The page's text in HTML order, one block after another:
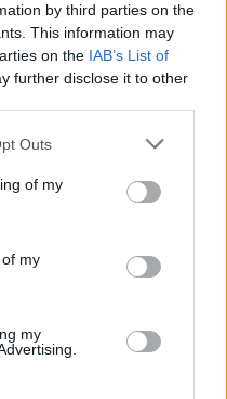
by third parties on the
This information may
on the IAB’s List of
further disclose it to other
Outs
of my
my
my
A SZERZŐTŐL
rosso 9.rész
december 15-21-ig